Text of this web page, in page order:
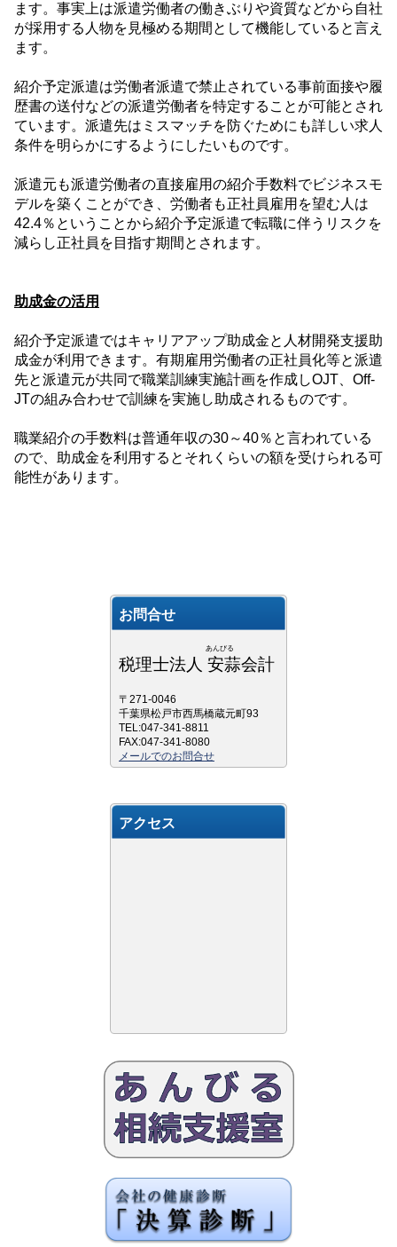
ます。事実上は派遣労働者の働きぶりや資質などから自社
が採用する人物を見極める期間として機能していると言え
ます。
紹介予定派遣は労働者派遣で禁止されている事前面接や履
歴書の送付などの派遣労働者を特定することが可能とされ
ています。派遣先はミスマッチを防ぐためにも詳しい求人
条件を明らかにするようにしたいものです。
派遣元も派遣労働者の直接雇用の紹介手数料でビジネスモ
デルを築くことができ、労働者も正社員雇用を望む人は
42.4％ということから紹介予定派遣で転職に伴うリスクを
減らし正社員を目指す期間とされます。
助成金の活用
紹介予定派遣ではキャリアアップ助成金と人材開発支援助
成金が利用できます。有期雇用労働者の正社員化等と派遣
先と派遣元が共同で職業訓練実施計画を作成しOJT
Off-
JTの組み合わせで訓練を実施し助成されるものです。
職業紹介の手数料は普通年収の30～40％と言われている
ので、助成金を利用するとそれくらいの額を受けられる可
能性があります。
お問合せ
あんびる
税理士法人 安蒜会計
〒271-0046
千葉県松戸市西馬橋蔵元町93
TEL:047-341-8811
FAX:047-341-8080
メールでのお問合せ
アクセス